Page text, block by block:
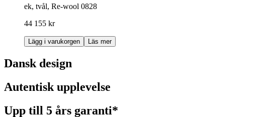
ek, tvål, Re-wool 0828
44 155 kr
Lägg i varukorgen Läs mer
Dansk design
Autentisk upplevelse
Upp till 5 års garanti*